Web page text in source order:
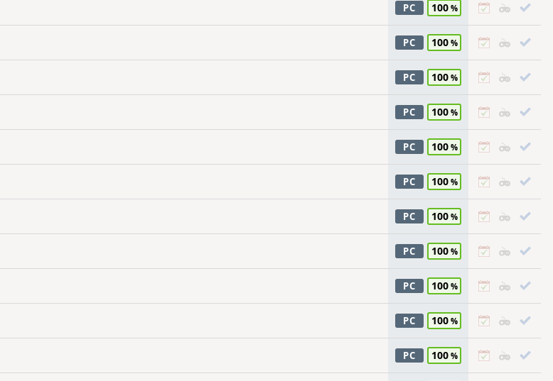
PC 100
PC 100
PC 100
PC 100
PC 100
PC 100
PC 100
PC 100
PC 100
PC 100
PC 100